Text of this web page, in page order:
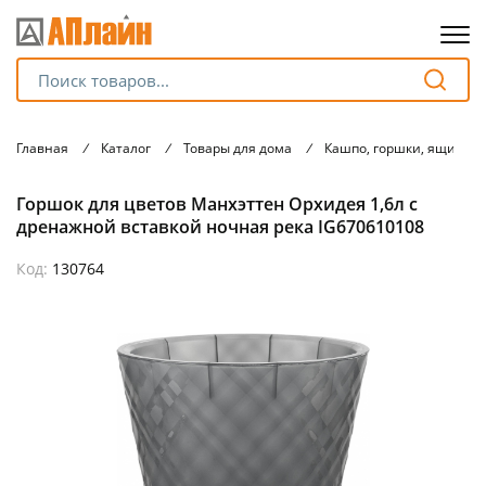
Главная / Каталог / Товары для дома / Кашпо, горшки, ящики
Горшок для цветов Манхэттен Орхидея 1,6л с
дренажной вставкой ночная река IG670610108
Код: 130764
оплатуна части
без переплат
График платежей